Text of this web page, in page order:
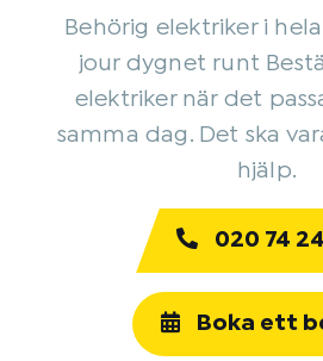
Behörig elektriker i
jour dygnet runt
elektriker när det
samma dag. Det ska
hjälp.
020 74
Boka ett